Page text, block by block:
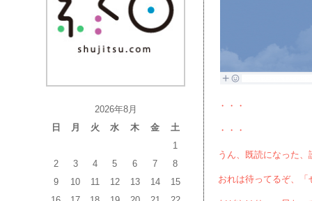
2026年8月
日
月 火 水 木 金 土
1
2
3 4 5 6 7
8
9
10 11 12 13 14
15
・・・
・・・
うん、既読になった
おれは待ってるぞ、